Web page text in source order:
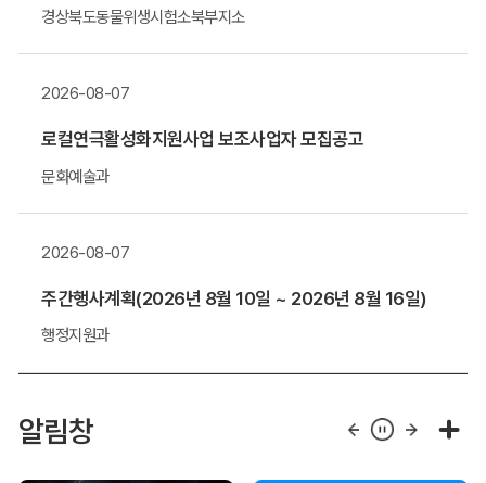
경상북도동물위생시험소북부지소
2026-08-07
로컬연극활성화지원사업 보조사업자 모집공고
문화예술과
2026-08-07
주간행사계획(2026년 8월 10일 ~ 2026년 8월 16일)
행정지원과
알림창